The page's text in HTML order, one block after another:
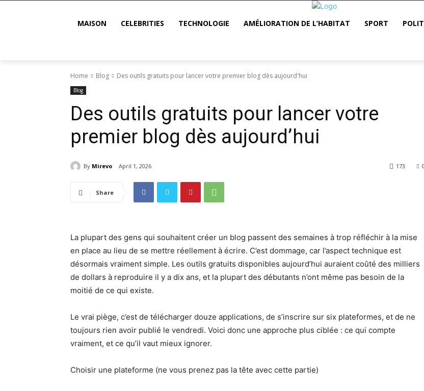
MAISON CELEBRITIES TECHNOLOGIE AMÉLIORATION DE L’HABITAT SPORT
Home Blog Des outils gratuits pour lancer votre premier blog dès aujourd'hui
Blog
Des outils gratuits pour lancer votre
premier blog dès aujourd’hui
By Mirevo April 1, 2026 0
173
Share
La plupart des gens qui souhaitent créer un blog passent des semaines à trop réfléchir à la mise
en place au lieu de se mettre réellement à écrire. C’est dommage, car l’aspect technique est
désormais vraiment simple. Les outils gratuits disponibles aujourd’hui auraient coûté des milliers
de dollars à reproduire il y a dix ans, et la plupart des débutants n’ont même pas besoin de la
moitié de ce qui existe.
Le vrai piège, c’est de télécharger douze applications, de s’inscrire sur six plateformes, et de ne
toujours rien avoir publié le vendredi. Voici donc une approche plus ciblée : ce qui compte
vraiment, et ce qu’il vaut mieux ignorer.
Choisir une plateforme (ne vous prenez pas la tête avec cette partie)